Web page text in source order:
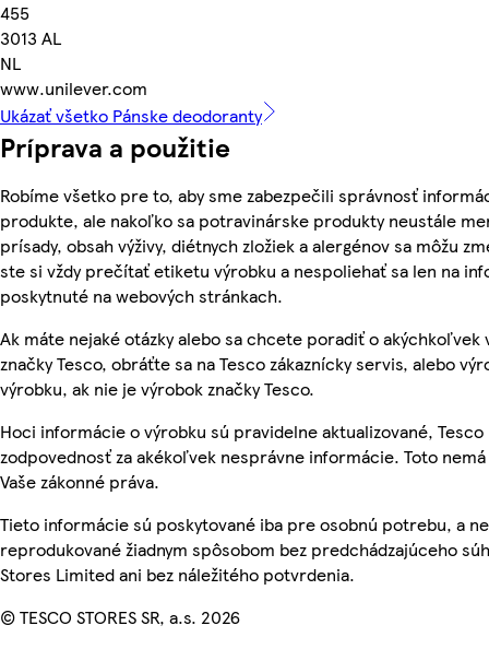
455
3013 AL
NL
www.unilever.com
Ukázať všetko Pánske deodoranty
Príprava a použitie
Robíme všetko pre to, aby sme zabezpečili správnosť
produkte, ale nakoľko sa potravinárske produkty neustále
prísady, obsah výživy, diétnych zložiek a alergénov sa môžu
ste si vždy prečítať etiketu výrobku a nespoliehať sa len na
poskytnuté na webových stránkach.
Ak máte nejaké otázky alebo sa chcete poradiť o akýchkoľvek
značky Tesco, obráťte sa na Tesco zákaznícky servis, alebo
výrobku, ak nie je výrobok značky Tesco.
Hoci informácie o výrobku sú pravidelne aktualizované, Tesco
zodpovednosť za akékoľvek nesprávne informácie. Toto
Vaše zákonné práva.
Tieto informácie sú poskytované iba pre osobnú potrebu, a
reprodukované žiadnym spôsobom bez predchádzajúceho
Stores Limited ani bez náležitého potvrdenia.
© TESCO STORES SR, a.s. 2026